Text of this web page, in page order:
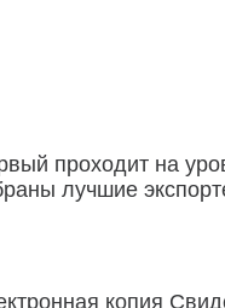
проходит на
лучшие
копия